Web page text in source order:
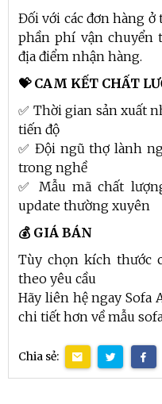
Đối với các đơn hàng
phần phí vận chuyển
địa điểm nhận hàng.
💝 CAM KẾT CHẤT
✅ Thời gian sản xuất
tiến độ
✅ Đội ngũ thợ lành
trong nghề
✅ Mẫu mã chất
update thường xuyên
💰 GIÁ BÁN
Tùy chọn kích thước
theo yêu cầu
Hãy liên hệ ngay Sofa
chi tiết hơn về mẫu
Chia sẻ: